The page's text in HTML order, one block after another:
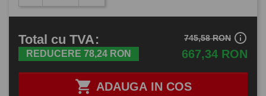
 ADAUGA IN COS
Total cu TVA:
REDUCERE 78,24 RON 667,34 RON
745,58 RON info_outline